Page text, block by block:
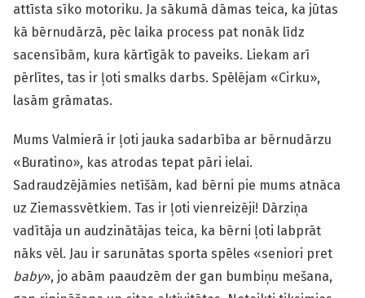
attīsta sīko motoriku. Ja sākumā dāmas teica, ka jūtas
kā bērnudārzā, pēc laika process pat nonāk līdz
sacensībām, kura kārtīgāk to paveiks. Liekam arī
pērlītes, tas ir ļoti smalks darbs. Spēlējam «Cirku»,
lasām grāmatas.
Mums Valmierā ir ļoti jauka sadarbība ar bērnudārzu
«Buratino», kas atrodas tepat pāri ielai.
Sadraudzējāmies netīšām, kad bērni pie mums atnāca
uz Ziemassvētkiem. Tas ir ļoti vienreizēji! Dārziņa
vadītāja un audzinātājas teica, ka bērni ļoti labprāt
nāks vēl. Jau ir sarunātas sporta spēles «seniori pret
baby», jo abām paaudzēm der gan bumbiņu mešana,